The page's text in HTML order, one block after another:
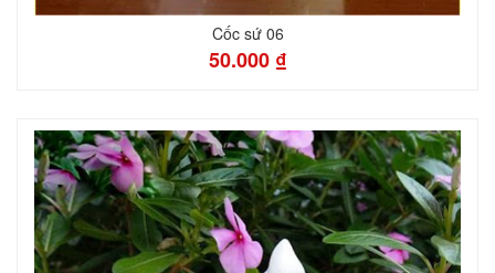
Cốc sứ 06
50.000 ₫